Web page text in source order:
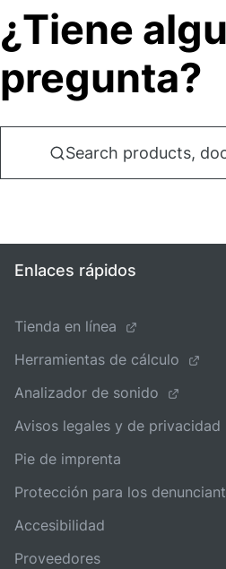
¿Tiene
pregunta?
Search products,
Enlaces rápidos
Tienda en línea
Herramientas de cálculo
Analizador de sonido
Avisos legales y de privacidad
Pie de imprenta
Protección para los
Accesibilidad
Proveedores